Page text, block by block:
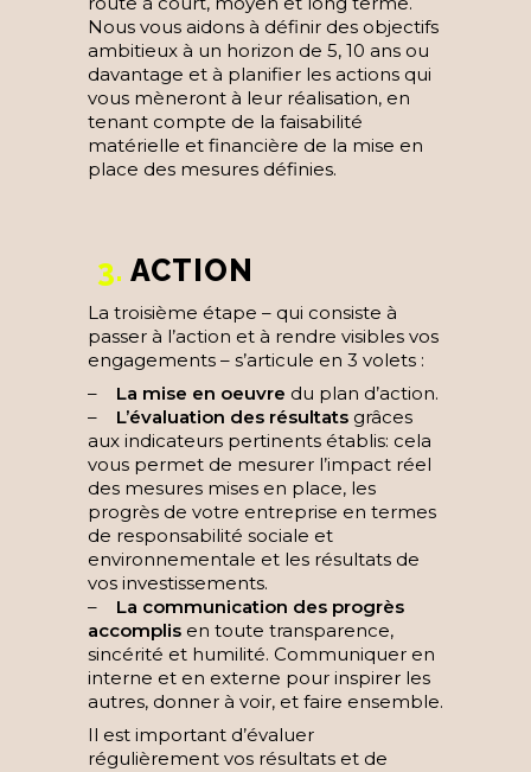
Nous vous aidons à définir des objectifs
ambitieux à un horizon de 5, 10 ans ou
davantage et à planifier les actions qui
vous mèneront à leur réalisation, en
tenant compte de la faisabilité
matérielle et financière de la mise en
place des mesures définies.
3. ACTION
La troisième étape – qui consiste à
passer à l’action et à rendre visibles vos
engagements – s’articule en 3 volets :
– La mise en oeuvre du plan d’action.
– L’évaluation des résultats grâces
aux indicateurs pertinents établis: cela
vous permet de mesurer l’impact réel
des mesures mises en place, les
progrès de votre entreprise en termes
de responsabilité sociale et
environnementale et les résultats de
vos investissements.
– La communication des progrès
accomplis en toute transparence,
sincérité et humilité. Communiquer en
interne et en externe pour inspirer les
autres, donner à voir, et faire ensemble.
Il est important d’évaluer
régulièrement vos résultats et de